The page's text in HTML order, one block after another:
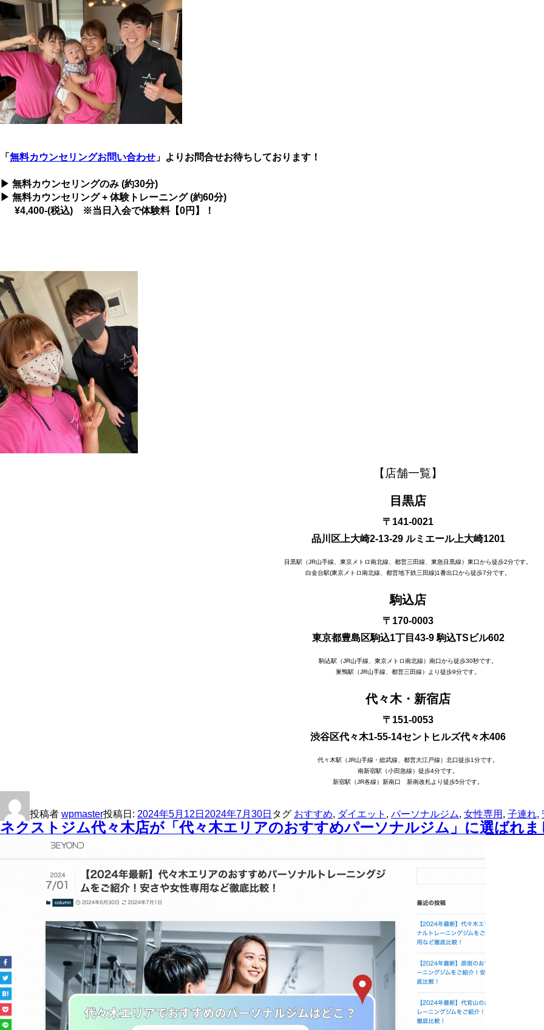
「 無料カウンセリングお問い合わせ 」よりお問合せお待ちしております！
▶ 無料カウンセリングのみ (約30分)
▶ 無料カウンセリング + 体験トレーニング (約60分)
¥4,400-(税込) ※当日入会で体験料【0円】！
【店舗一覧】
目黒店
〒141-0021
品川区上大崎2-13-29 ルミエール上大崎1201
目黒駅（JR山手線、東京メトロ南北線、都営三田線、東急目黒線）東口から徒歩2分です。
白金台駅(東京メトロ南北線、都営地下鉄三田線)1番出口から徒歩7分です。
駒込店
〒170-0003
東京都豊島区駒込1丁目43-9 駒込TSビル602
駒込駅（JR山手線、東京メトロ南北線）南口から徒歩30秒です。
巣鴨駅（JR山手線、都営三田線）より徒歩9分です。
代々木・新宿店
〒151-0053
渋谷区代々木1-55-14セントヒルズ代々木406
代々木駅（JR山手線・総武線、都営大江戸線）北口徒歩1分です。
南新宿駅（小田急線）徒歩4分です。
新宿駅（JR各線）新南口 新南改札より徒歩5分です。
投稿者 wpmaster投稿日: 2024年5月12日 2024年7月30日 タグ おすすめ, ダイエット , パーソナルジム, 女性専用 , 子連れ,
ネクストジム代々木店が「代々木エリアのおすすめパーソナルジム」に選ばれま